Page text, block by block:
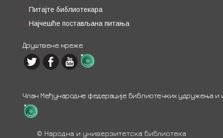
Питајте библиотекара
Најчешће постављана питања
Друштвене мреже
Члан Међународне федерације библиотечких удружења и
© Народна и универзитетска библиотека